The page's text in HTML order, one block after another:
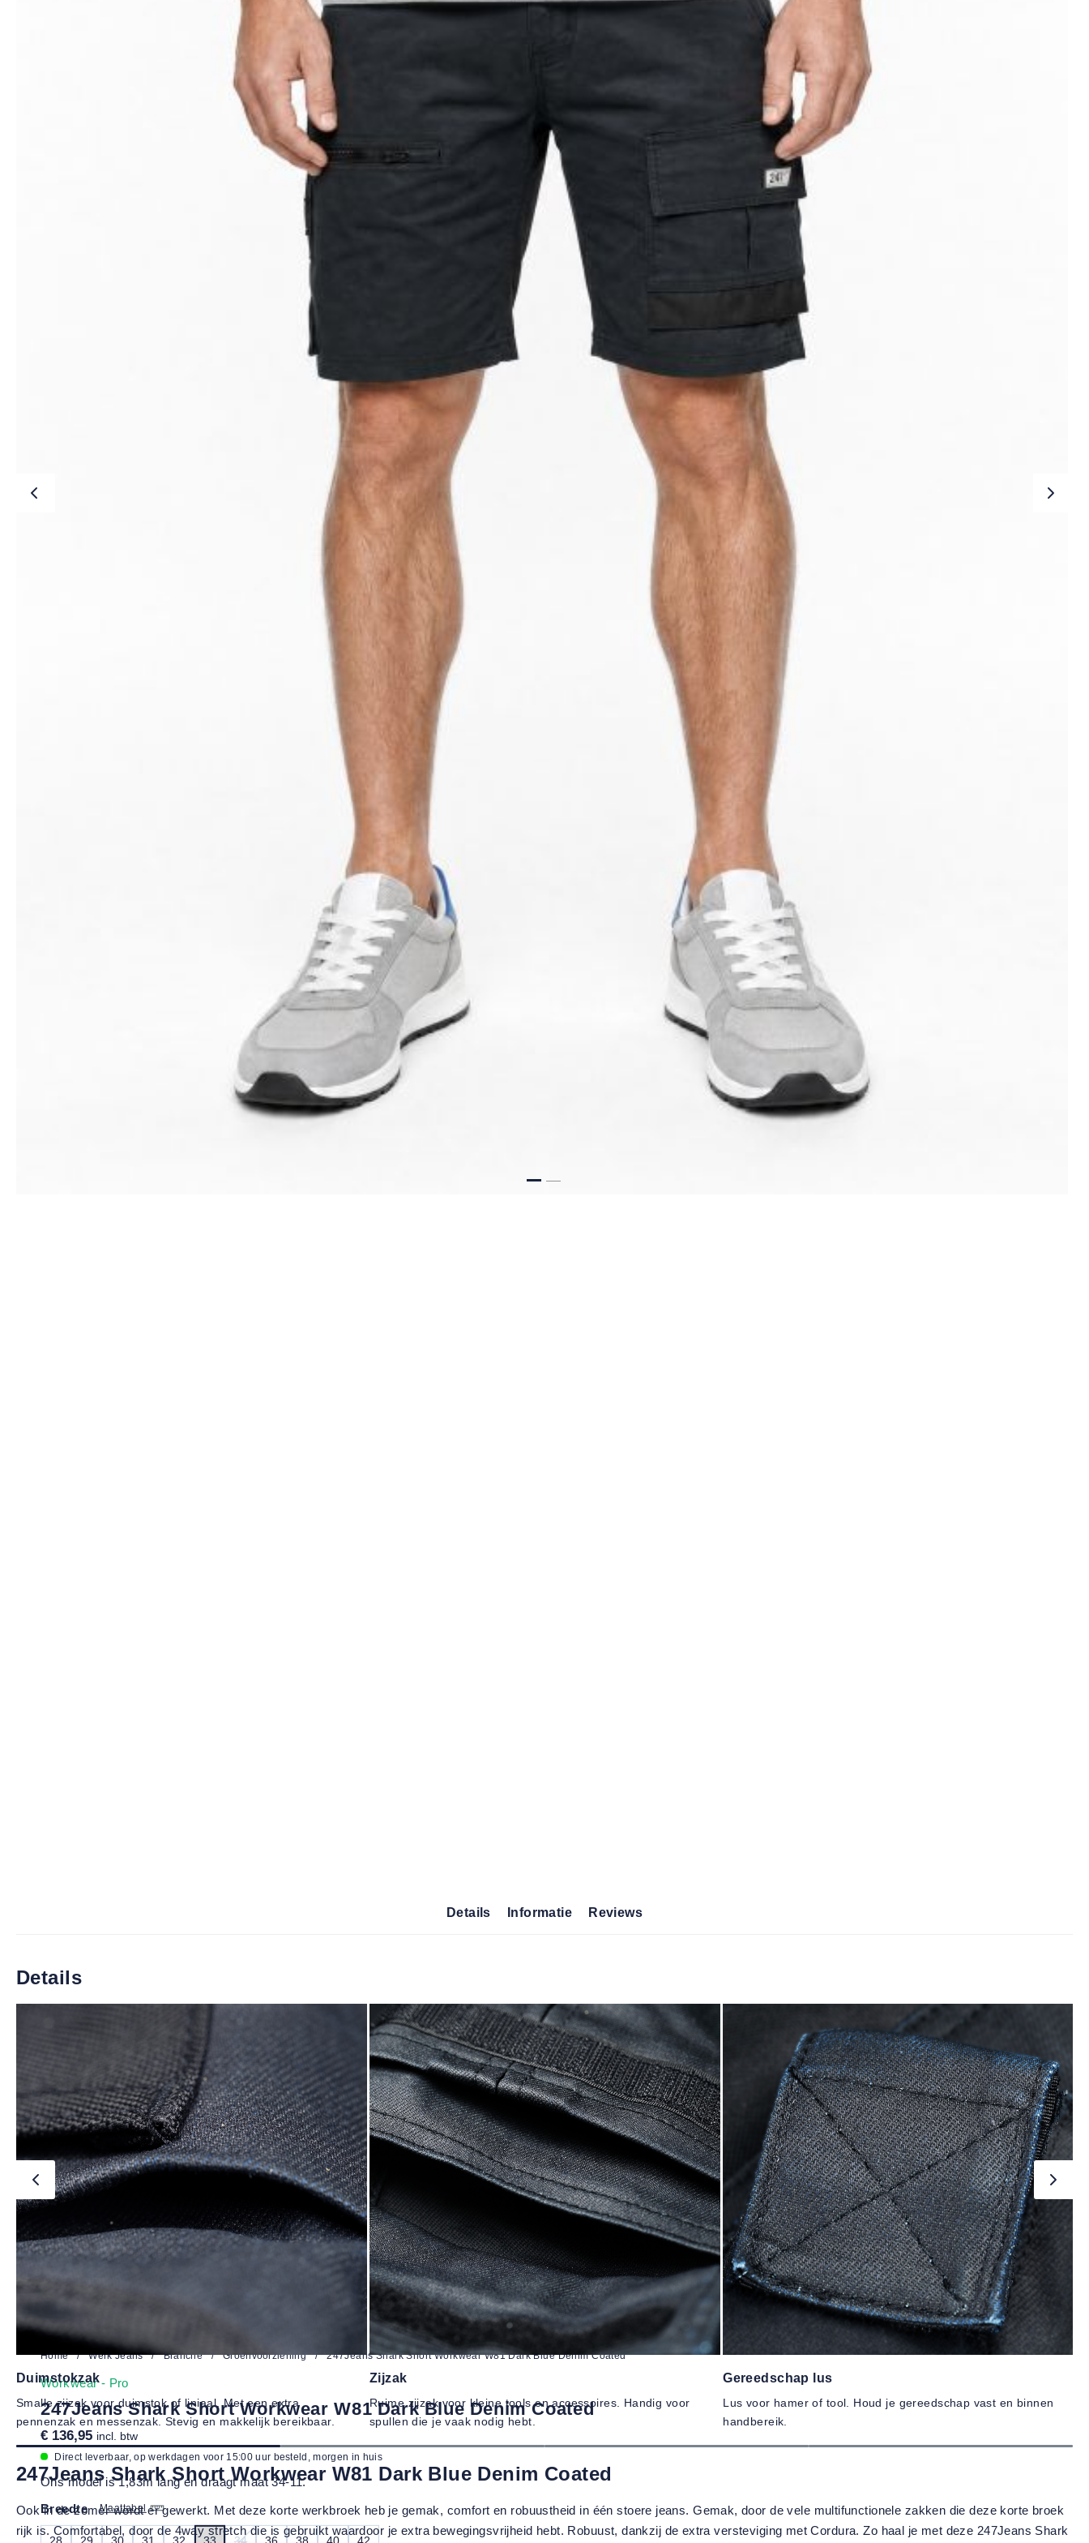
Home / Werk Jeans / Branche / Groenvoorziening / 247Jeans Shark Short Workwear W81 Dark Blue Denim Coated
Workwear - Pro
247Jeans Shark Short Workwear W81 Dark Blue Denim Coated
€ 136,95 incl. btw
Direct leverbaar, op werkdagen voor 15:00 uur besteld, morgen in huis
Ons model is 1,83m lang en draagt maat 34-11.
Maattabel
Breedte
28 29 30 31 32 33 34 36 38 40 42
Details Informatie Reviews
Details
Duimstokzak
Smalle zijzak voor duimstok of liniaal. Met een extra
pennenzak en messenzak. Stevig en makkelijk bereikbaar.
Zijzak
Ruime zijzak voor kleine tools en accessoires. Handig voor
spullen die je vaak nodig hebt.
Gereedschap lus
Lus voor hamer of tool. Houd je gereedschap vast en binnen
handbereik.
247Jeans Shark Short Workwear W81 Dark Blue Denim Coated
Ook in de zomer wordt er gewerkt. Met deze korte werkbroek heb je gemak, comfort en robuustheid in één stoere jeans. Gemak, door de vele multifunctionele zakken die deze korte broek
rijk is. Comfortabel, door de 4way stretch die is gebruikt waardoor je extra bewegingsvrijheid hebt. Robuust, dankzij de extra versteviging met Cordura. Zo haal je met deze 247Jeans Shark